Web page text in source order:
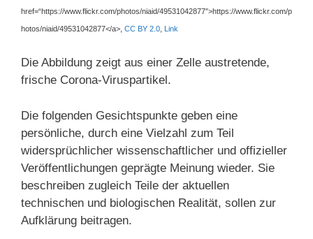
href=“https://www.flickr.com/photos/niaid/49531042877″>https://www.flickr.com/p
hotos/niaid/49531042877</a>, CC BY 2.0 Link
Die Abbildung zeigt aus einer Zelle austretende,
frische Corona-Viruspartikel.
Die folgenden Gesichtspunkte geben eine
persönliche, durch eine Vielzahl zum Teil
widersprüchlicher wissenschaftlicher und offizieller
Veröffentlichungen geprägte Meinung wieder. Sie
beschreiben zugleich Teile der aktuellen
technischen und biologischen Realität, sollen zur
Aufklärung beitragen.